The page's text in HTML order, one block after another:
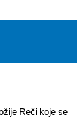
Reči koje se